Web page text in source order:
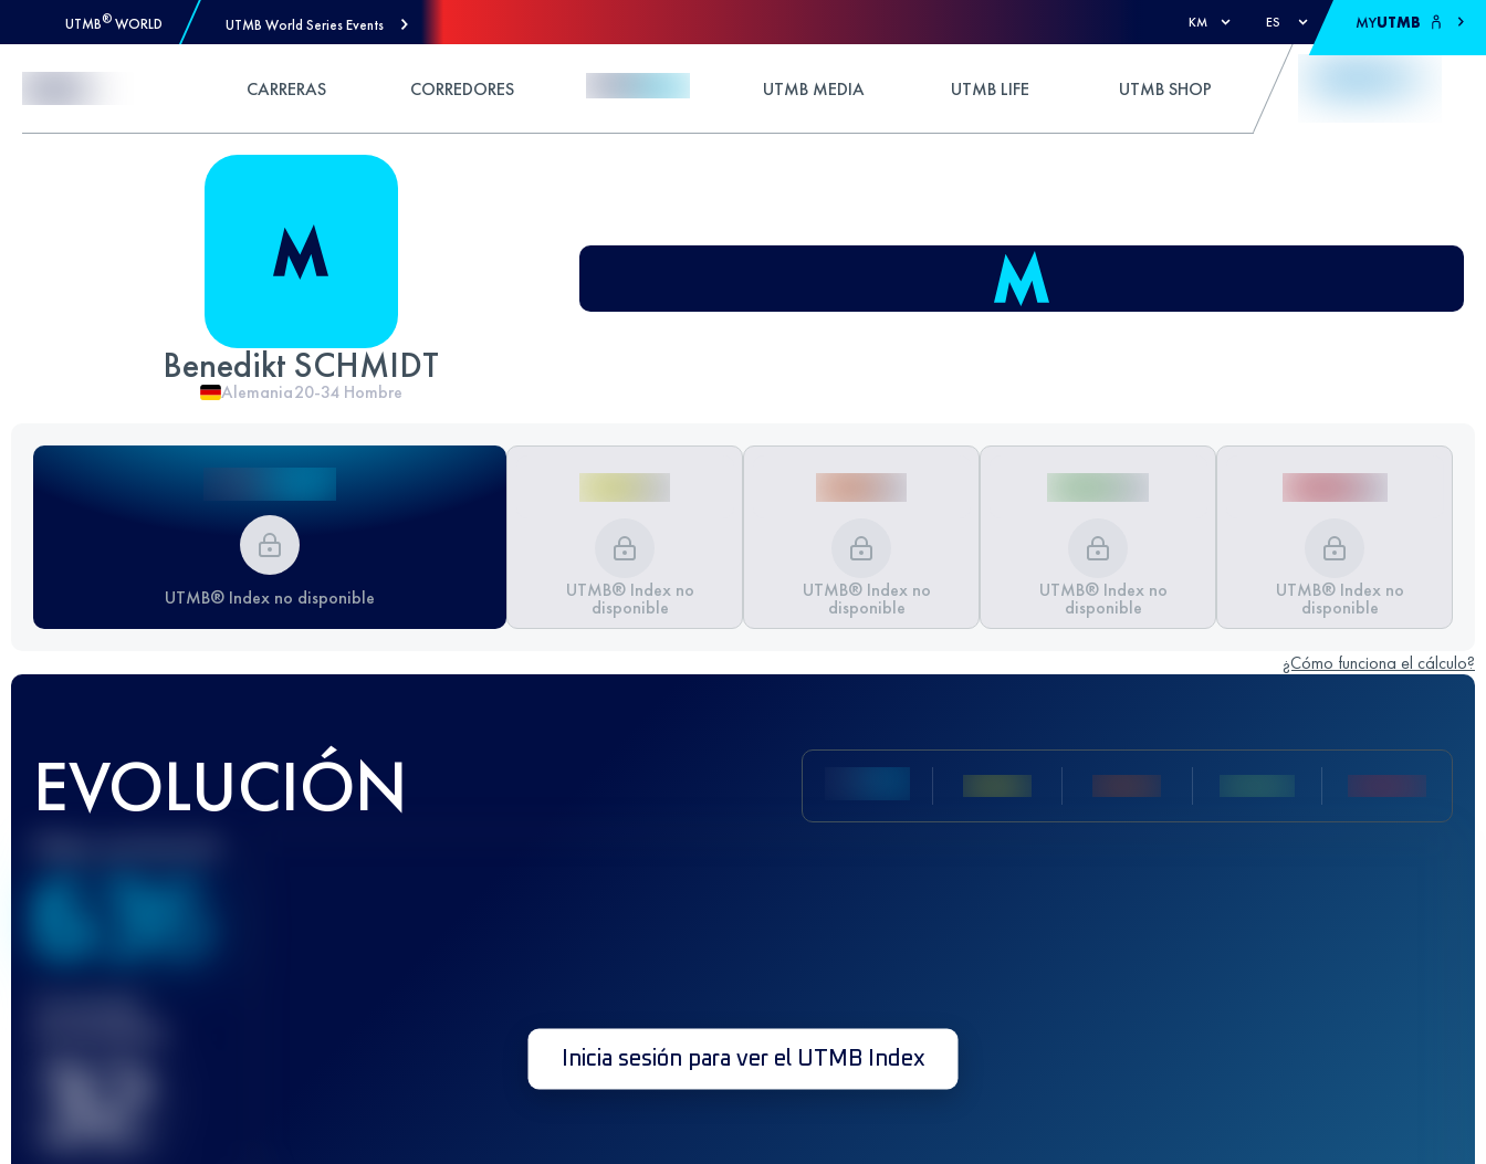
UTMB® WORLD UTMB World Series Events KM ES MYUTMB
CARRERAS CORREDORES UTMB MEDIA UTMB LIFE UTMB SHOP
Benedikt SCHMIDT
Alemania20-34 Hombre
UTMB® Index no disponible UTMB® Index no
disponible
UTMB® Index no
disponible
UTMB® Index no
disponible
UTMB® Index no
disponible
¿Cómo funciona el cálculo?
EVOLUCIÓN
636
32 Inicia sesión para ver el UTMB Index